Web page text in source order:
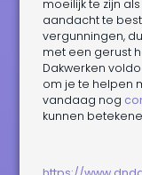
moeilijk te zijn
aandacht te
vergunningen,
met een gerust
Dakwerken
om je te helpen
vandaag nog
kunnen